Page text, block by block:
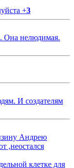
+3
Она нелюдимая.
И создателям
Андрею
,неостался
клетке для